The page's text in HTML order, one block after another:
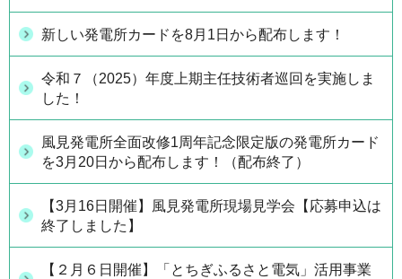
新しい発電所カードを8月1日から配布します！
令和７（2025）年度上期主任技術者巡回を実施しま
した！
風見発電所全面改修1周年記念限定版の発電所カード
を3月20日から配布します！（配布終了）
【3月16日開催】風見発電所現場見学会【応募申込は
終了しました】
【２月６日開催】「とちぎふるさと電気」活用事業